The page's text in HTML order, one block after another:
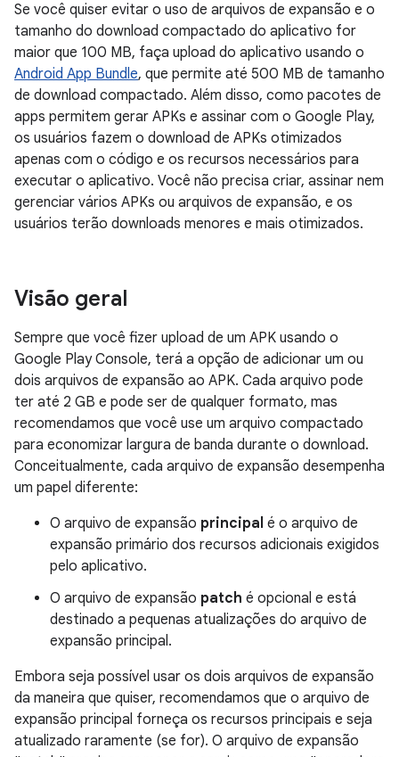
Se você quiser evitar o uso de arquivos de expansão e o
tamanho do download compactado do aplicativo for
maior que 100 MB, faça upload do aplicativo usando o
Android App Bundle, que permite até 500 MB de tamanho
de download compactado. Além disso, como pacotes de
apps permitem gerar APKs e assinar com o Google Play,
os usuários fazem o download de APKs otimizados
apenas com o código e os recursos necessários para
executar o aplicativo. Você não precisa criar, assinar nem
gerenciar vários APKs ou arquivos de expansão, e os
usuários terão downloads menores e mais otimizados.
Visão geral
Sempre que você fizer upload de um APK usando o
Google Play Console, terá a opção de adicionar um ou
dois arquivos de expansão ao APK. Cada arquivo pode
ter até 2 GB e pode ser de qualquer formato, mas
recomendamos que você use um arquivo compactado
para economizar largura de banda durante o download.
Conceitualmente, cada arquivo de expansão desempenha
um papel diferente:
O arquivo de expansão principal é o arquivo de
expansão primário dos recursos adicionais exigidos
pelo aplicativo.
O arquivo de expansão patch é opcional e está
destinado a pequenas atualizações do arquivo de
expansão principal.
Embora seja possível usar os dois arquivos de expansão
da maneira que quiser, recomendamos que o arquivo de
expansão principal forneça os recursos principais e seja
atualizado raramente (se for). O arquivo de expansão